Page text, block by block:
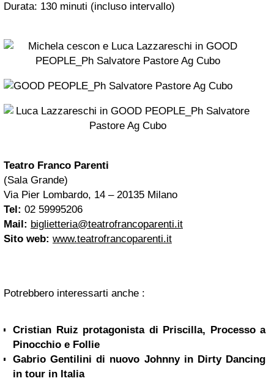
Durata: 130 minuti (incluso intervallo)
Teatro Franco Parenti
(Sala Grande)
Via Pier Lombardo, 14 – 20135 Milano
Tel: 02 59995206
Mail: biglietteria@teatrofrancoparenti.it
Sito web: www.teatrofrancoparenti.it
Potrebbero interessarti anche :
Cristian Ruiz protagonista di Priscilla, Processo a
Pinocchio e Follie
Gabrio Gentilini di nuovo Johnny in Dirty Dancing
in tour in Italia